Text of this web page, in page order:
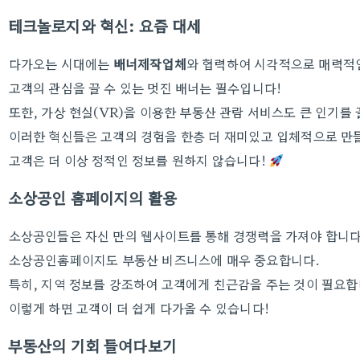
테크놀로지와 혁신: 요즘 대세
다가오는 시대에는 배너제작업체와 협력하여 시각적으로 매력
고객의 관심을 끌 수 있는 멋진 배너는 필수입니다!
또한, 가상 현실(VR)을 이용한 부동산 관람 서비스도 큰 인기를
이러한 혁신들은 고객의 경험을 한층 더 재미있고 입체적으로 만
고객은 더 이상 정적인 정보를 원하지 않습니다!
소상공인 홈페이지의 활용
소상공인들은 자신 만의 웹사이트를 통해 경쟁력을 가져야 합니
소상공인홈페이지도 부동산 비즈니스에 매우 중요합니다.
특히, 지역 정보를 강조하여 고객에게 친근감을 주는 것이 필요
이렇게 하면 고객이 더 쉽게 다가올 수 있습니다!
부동산의 기회 들여다보기